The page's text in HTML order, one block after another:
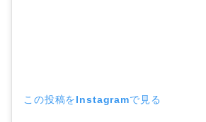
この投稿をInstagramで見る